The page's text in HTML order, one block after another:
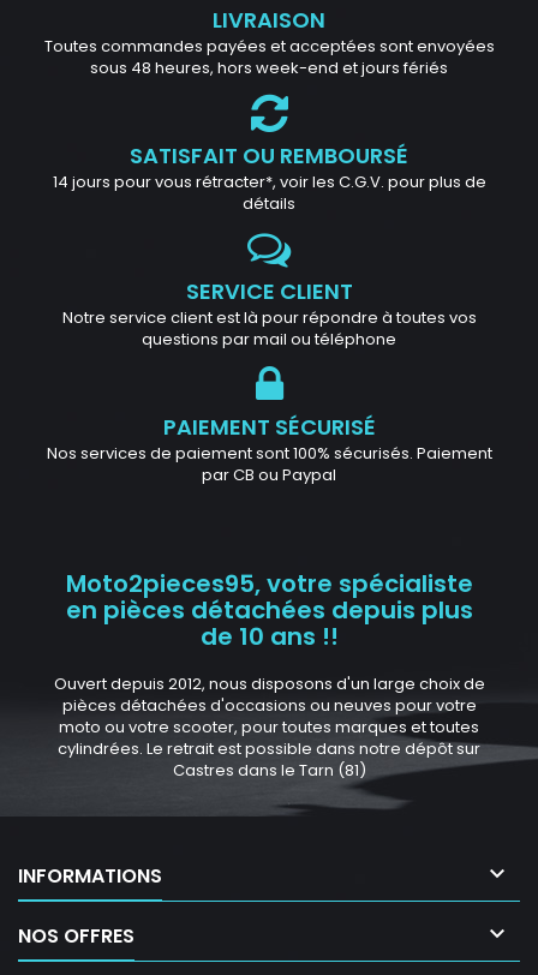
LIVRAISON
Toutes commandes payées et acceptées sont envoyées
sous 48 heures, hors week-end et jours fériés
SATISFAIT OU REMBOURSÉ
14 jours pour vous rétracter*, voir les C.G.V. pour plus de
détails
SERVICE CLIENT
Notre service client est là pour répondre à toutes vos
questions par mail ou téléphone
PAIEMENT SÉCURISÉ
Nos services de paiement sont 100% sécurisés. Paiement
par CB ou Paypal
Moto2pieces95, votre spécialiste
en pièces détachées depuis plus
de 10 ans !!
Ouvert depuis 2012, nous disposons d'un large choix de
pièces détachées d'occasions ou neuves pour votre
moto ou votre scooter, pour toutes marques et toutes
cylindrées. Le retrait est possible dans notre dépôt sur
Castres dans le Tarn (81)
INFORMATIONS 
NOS OFFRES 